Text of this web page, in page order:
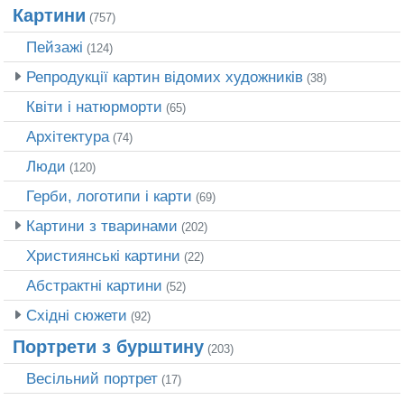
Картини (757)
Пейзажі (124)
Репродукції картин відомих художників (38)
Квіти і натюрморти (65)
Архітектура (74)
Люди (120)
Герби, логотипи і карти (69)
Картини з тваринами (202)
Християнські картини (22)
Абстрактні картини (52)
Східні сюжети (92)
Портрети з бурштину (203)
Весільний портрет (17)